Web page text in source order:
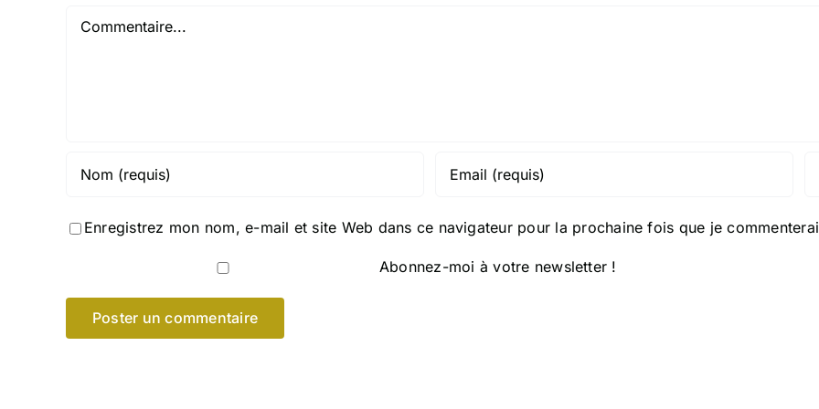
Commentaire
Enregistrez mon nom, e-mail et site Web dans ce navigateur pour la prochaine fois que je
Abonnez-moi à votre newsletter !